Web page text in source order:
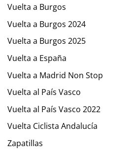
Vuelta a Burgos
Vuelta a Burgos 2024
Vuelta a Burgos 2025
Vuelta a España
Vuelta a Madrid Non Stop
Vuelta al País Vasco
Vuelta al País Vasco 2022
Vuelta Ciclista Andalucía
Zapatillas